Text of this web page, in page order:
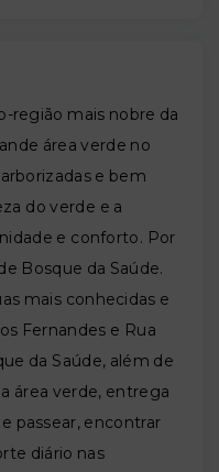
região mais nobre da
área verde no
e bem
do verde e a
e conforto. Por
Bosque da Saúde.
mais conhecidas e
Fernandes e Rua
da Saúde, além de
área verde, entrega
passear, encontrar
diário nas